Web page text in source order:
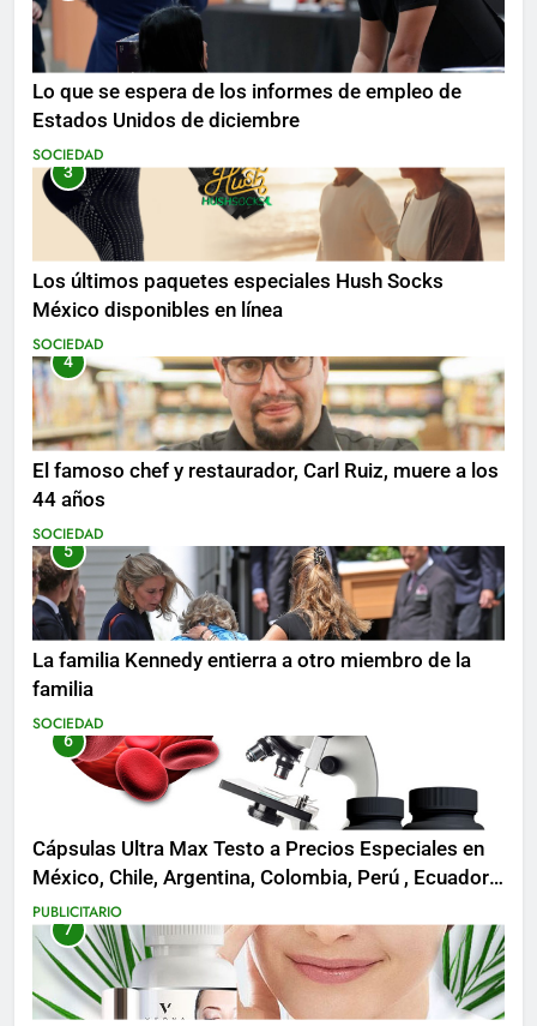
Lo que se espera de los informes de empleo de
Estados Unidos de diciembre
SOCIEDAD
3
Los últimos paquetes especiales Hush Socks
México disponibles en línea
SOCIEDAD
4
El famoso chef y restaurador, Carl Ruiz, muere a los
44 años
SOCIEDAD
5
La familia Kennedy entierra a otro miembro de la
familia
SOCIEDAD
6
Cápsulas Ultra Max Testo a Precios Especiales en
México, Chile, Argentina, Colombia, Perú , Ecuador,
Costa Rica y Más
PUBLICITARIO
7